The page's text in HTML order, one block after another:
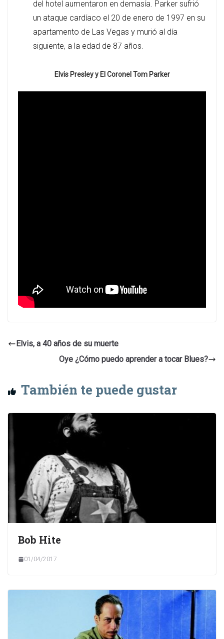
del hotel aumentaron en demasía. Parker sufrió
un ataque cardíaco el 20 de enero de 1997 en su
apartamento de Las Vegas y murió al día
siguiente, a la edad de 87 años.
Elvis Presley y El Coronel Tom Parker
Elvis, a 40 años de su muerte
Oye ¿Cómo puedo aprender a tocar Blues?
También te puede gustar
Bob Hite
01/04/2017